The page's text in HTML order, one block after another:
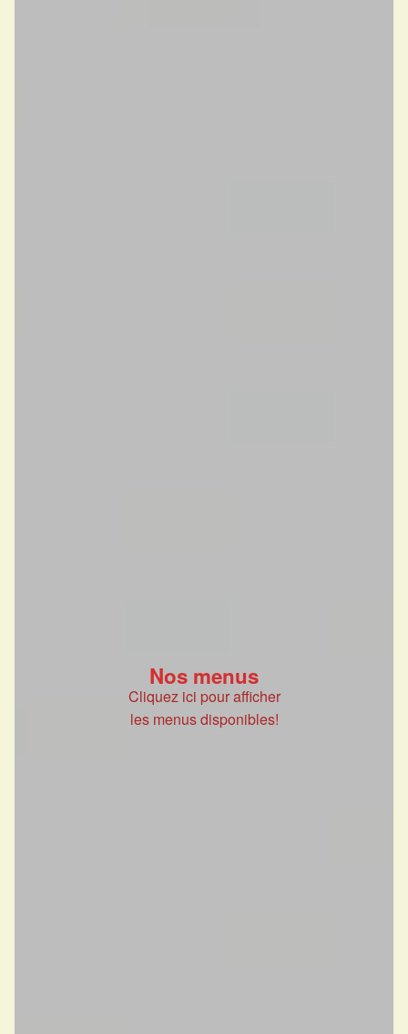
Nos menus
Cliquez ici pour afficher
les menus disponibles!